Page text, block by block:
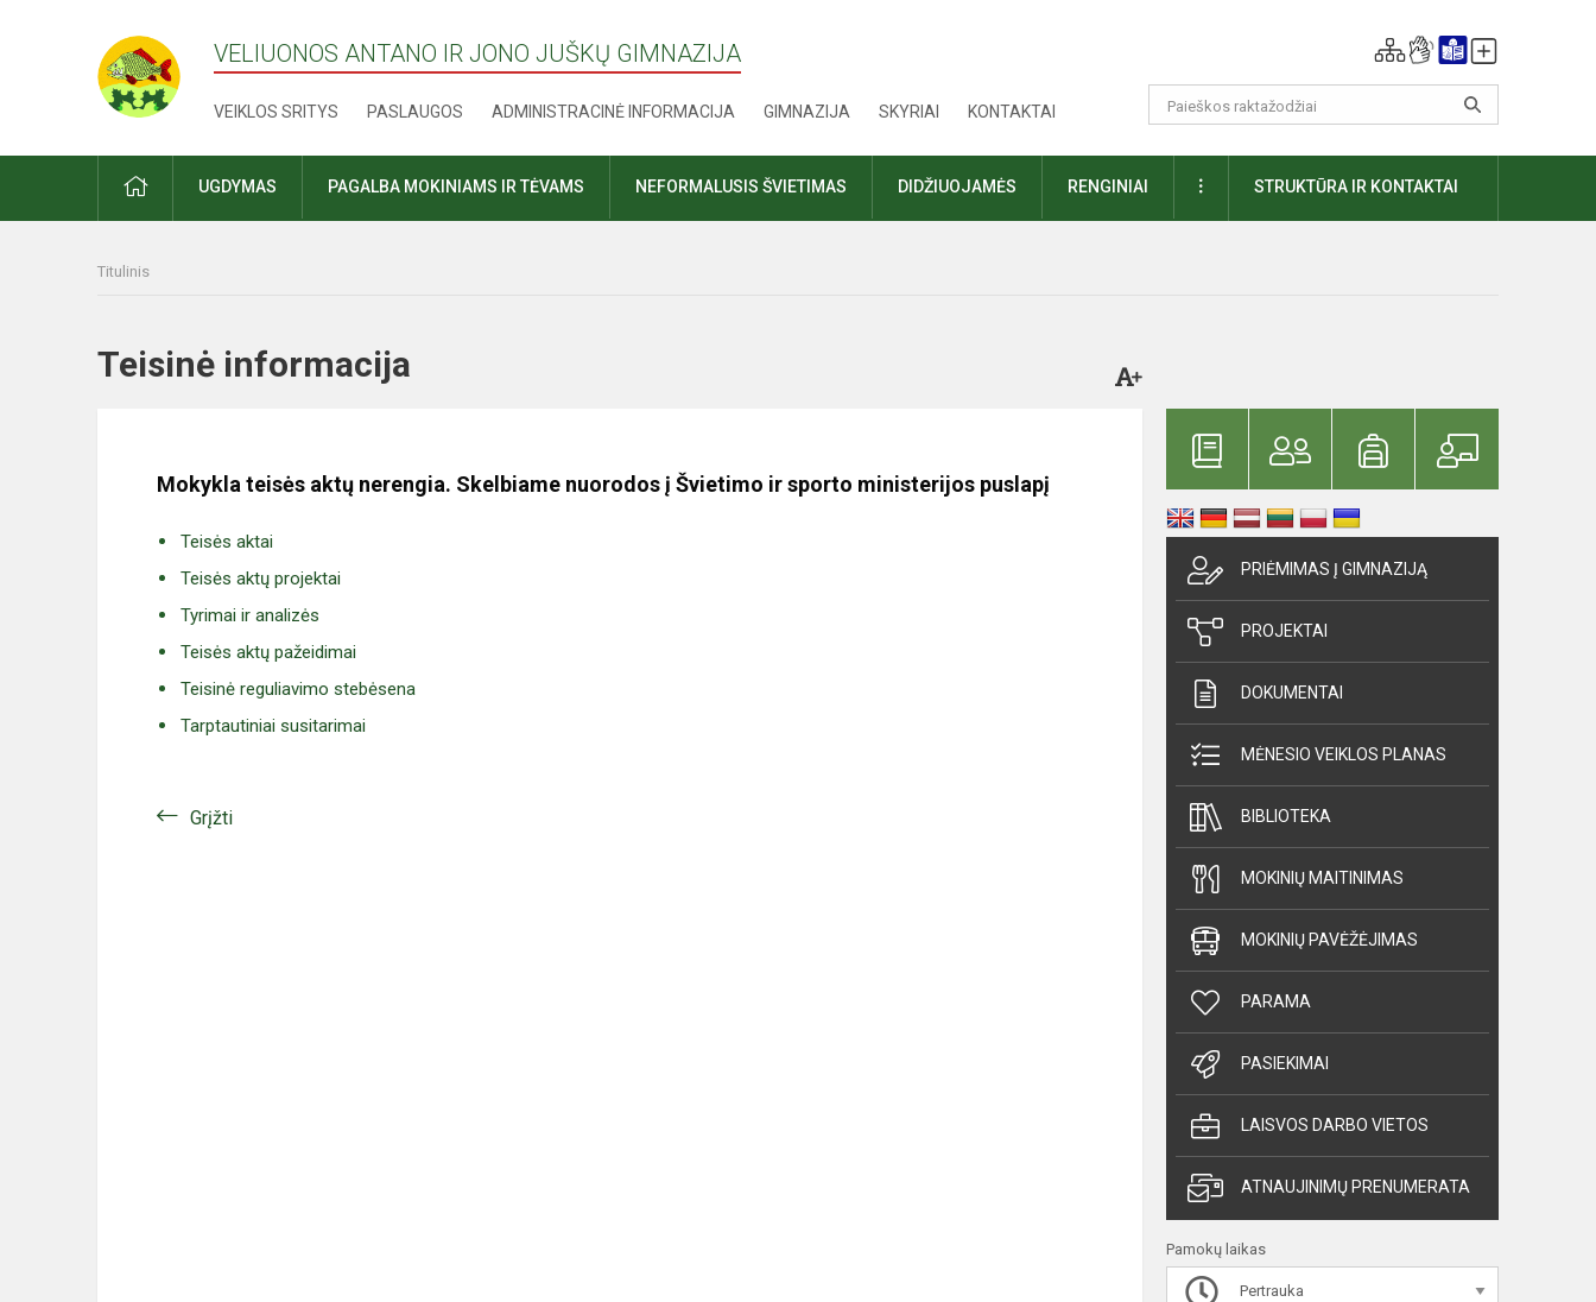
VELIUONOS ANTANO IR JONO JUŠKŲ GIMNAZIJA
VEIKLOS SRITYS PASLAUGOS ADMINISTRACINĖ INFORMACIJA GIMNAZIJA SKYRIAI KONTAKTAI
PRADŽIAUGDYMAS PAGALBA MOKINIAMS IR TĖVAMS NEFORMALUSIS ŠVIETIMAS DIDŽIUOJAMĖS RENGINIAI DAUGIAUSTRUKTŪRA IR KONTAKTAI
Titulinis
Teisinė informacija
Mokykla teisės aktų nerengia. Skelbiame nuorodos į Švietimo ir sporto ministerijos puslapį
Teisės aktai
Teisės aktų projektai
Tyrimai ir analizės
Teisės aktų pažeidimai
Teisinė reguliavimo stebėsena
Tarptautiniai susitarimai
Grįžti
PRIĖMIMAS Į GIMNAZIJĄ
PROJEKTAI
DOKUMENTAI
MĖNESIO VEIKLOS PLANAS
BIBLIOTEKA
MOKINIŲ MAITINIMAS
MOKINIŲ PAVĖŽĖJIMAS
PARAMA
PASIEKIMAI
LAISVOS DARBO VIETOS
ATNAUJINIMŲ PRENUMERATA
Pamokų laikas
Pertrauka